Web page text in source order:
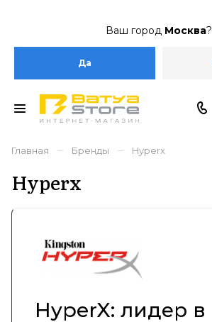
Ваш город Москва?
Да
Главная – Бренды – Hyperx
Hyperx
HyperX: лидер в